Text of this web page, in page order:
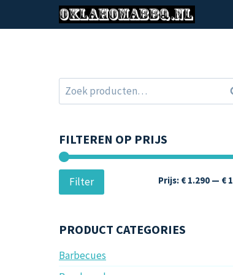
Zoeken
naar:
FILTEREN OP PRIJS
Filter Prijs: € 1.290 — €
PRODUCT CATEGORIES
Barbecues